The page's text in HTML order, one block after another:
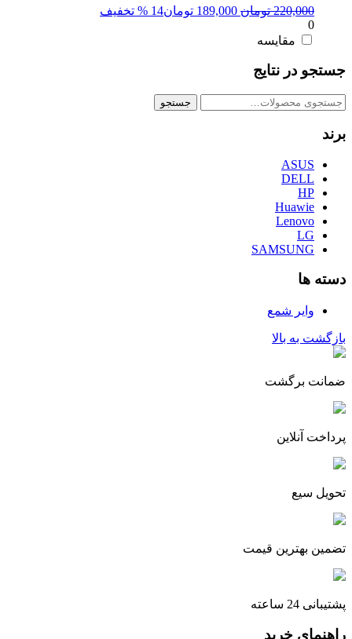
220,000 تومان قیمت
189,000 تومان14 % تخفیف
0
مقایسه
جستجو در نتایج
جستجو
جستجو
برند
ASUS
DELL
HP
Huawie
Lenovo
LG
SAMSUNG
دسته ها
وایر شمع
بازگشت به بالا
ضمانت برگشت
پرداخت آنلاین
تحویل سیع
تضمین بهترین قیمت
پشتیبانی 24 ساعته
راهنمای خرید